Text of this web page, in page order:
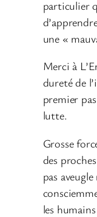
particulier
une «
Merci à
dureté de
premier
lutte.
Grosse
des
pas
les